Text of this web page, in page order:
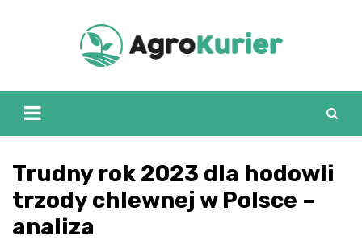
Trudny rok 2023 dla hodowli
trzody chlewnej w Polsce –
analiza